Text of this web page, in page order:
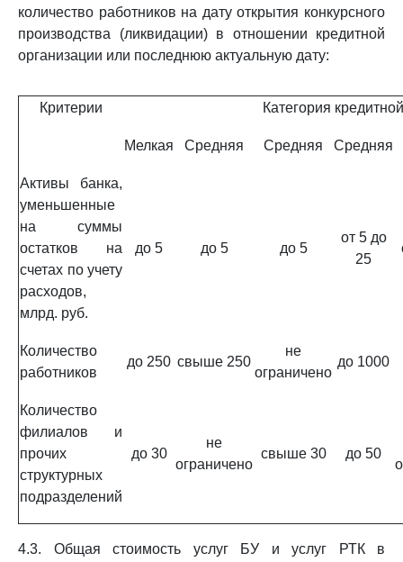
количество работников на дату открытия конкурсного
производства (ликвидации) в отношении кредитной
организации или последнюю актуальную дату:
Критерии Категория
Мелкая Средняя Средняя Средняя
Активы банка,
уменьшенные
на суммы
остатков на
счетах по учету
расходов,
млрд. руб.
до 5 до 5 до 5
от 5 до
25
Количество
работников
до 250 свыше 250
не
ограничено
до 1000
Количество
филиалов и
прочих
структурных
подразделений
до 30
не
ограничено
свыше 30 до 50
4.3. Общая стоимость услуг БУ и услуг РТК в